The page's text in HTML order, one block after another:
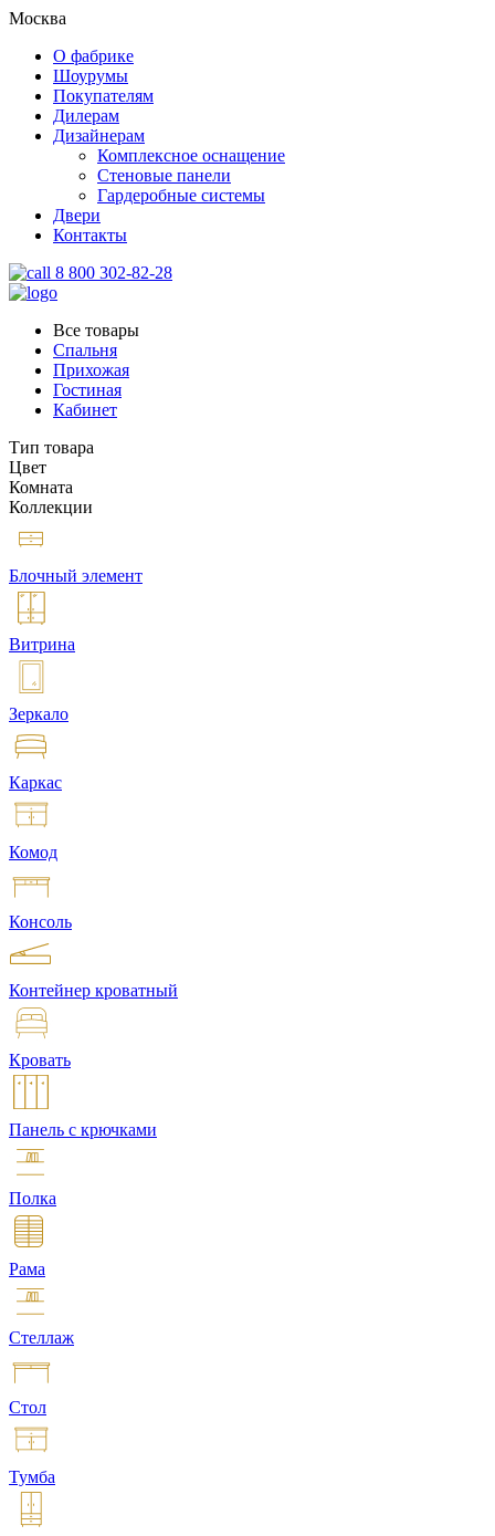
Москва
О фабрике
Шоурумы
Покупателям
Дилерам
Дизайнерам
Комплексное оснащение
Стеновые панели
Гардеробные системы
Двери
Контакты
8 800 302-82-28
Все товары
Спальня
Прихожая
Гостиная
Кабинет
Тип товара
Цвет
Комната
Коллекции
Блочный элемент
Витрина
Зеркало
Каркас
Комод
Консоль
Контейнер кроватный
Кровать
Панель с крючками
Полка
Рама
Стеллаж
Стол
Тумба